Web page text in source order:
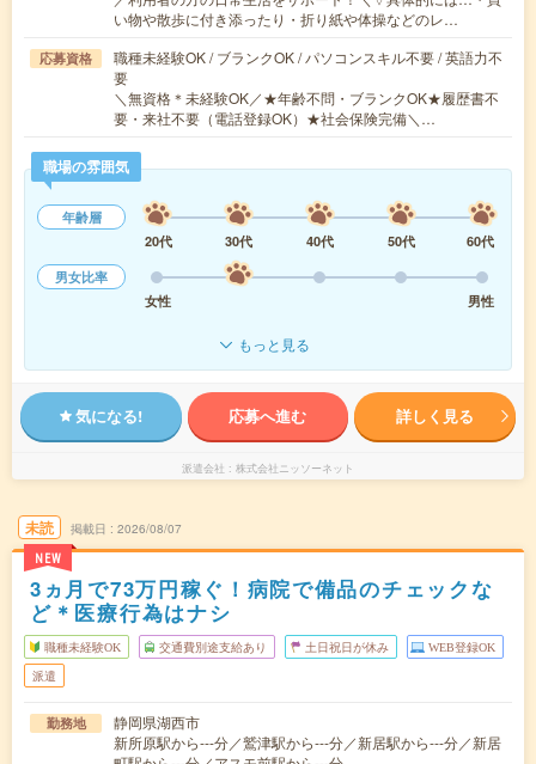
い物や散歩に付き添ったり・折り紙や体操などのレ…
応募資格
職種未経験OK / ブランクOK / パソコンスキル不要 / 英語力不
要
＼無資格＊未経験OK／★年齢不問・ブランクOK★履歴書不
要・来社不要（電話登録OK）★社会保険完備＼…
職場の雰囲気
年齢層
20代
30代 40代 50代
60代
男女比率
女性
男性
もっと見る
気になる! 応募へ進む 詳しく見る
派遣会社 株式会社ニッソーネット
未読
NEW
掲載日 2026/08/07
3ヵ月で73万円稼ぐ！病院で備品のチェックな
ど＊医療行為はナシ
職種未経験OK 交通費別途支給あり 土日祝日が休み WEB登録OK
派遣
勤務地
静岡県湖西市
新所原駅から---分／鷲津駅から---分／新居駅から---分／新居